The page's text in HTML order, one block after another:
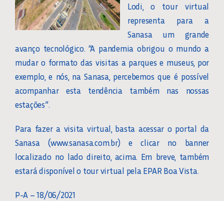
Lodi, o tour virtual
representa para a
Sanasa um grande
avanço tecnológico. “A pandemia obrigou o mundo a
mudar o formato das visitas a parques e museus, por
exemplo, e nós, na Sanasa, percebemos que é possível
acompanhar esta tendência também nas nossas
estações”.
Para fazer a visita virtual, basta acessar o portal da
Sanasa (www.sanasa.com.br) e clicar no banner
localizado no lado direito, acima. Em breve, também
estará disponível o tour virtual pela EPAR Boa Vista.
P-A – 18/06/2021